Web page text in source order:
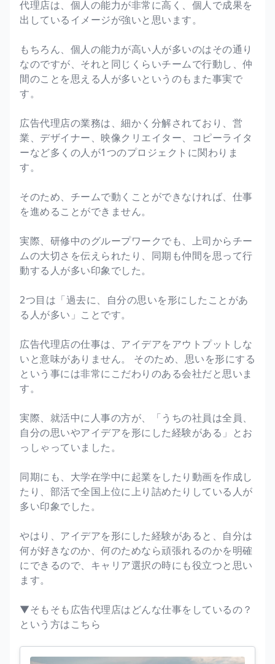
代理店は、個人の能力が非常に高く、個人で成果を
出しているイメージが強いと思います。
もちろん、個人の能力が高い人が多いのはその通り
なのですが、それと同じくらいチームで行動し、仲
間のことを思える人が多いというのもまた事実で
す。
広告代理店の業務は、細かく分解されており、営
業、デザイナー、映像クリエイター、コピーライタ
ーなど多くの人が1つのプロジェクトに関わりま
す。
そのため、チームで動くことができなければ、仕事
を進めることができません。
実際、研修中のグループワークでも、上司からチー
ムの大切さを伝えられたり、同期も仲間を思って行
動する人が多い印象でした。
2つ目は「過去に、自分の思いを形にしたことがあ
る人が多い」ことです。
広告代理店の仕事は、アイデアをアウトプットしな
いと意味がありません。 そのため、思いを形にする
という事には非常にこだわりのある会社だと思いま
す。
実際、就活中に人事の方が、「うちの社員は全員、
自分の思いやアイデアを形にした経験がある」とお
っしゃっていました。
同期にも、大学在学中に起業をしたり動画を作成し
たり、部活で全国上位に上り詰めたりしている人が
多い印象でした。
やはり、アイデアを形にした経験があると、自分は
何が好きなのか、何のためなら頑張れるのかを明確
にできるので、キャリア選択の時にも役立つと思い
ます。
▼そもそも広告代理店はどんな仕事をしているの？
という方はこちら